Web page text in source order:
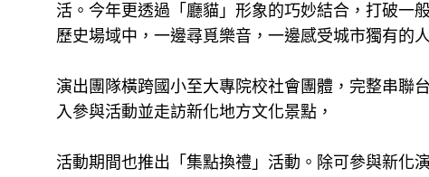
活。今年更透過「廳貓」形象的巧妙結合，打破一
歷史場域中，一邊尋覓樂音，一邊感受城市獨有的
演出團隊橫跨國小至大專院校社會團體，完整串聯
入參與活動並走訪新化地方文化景點，
活動期間也推出「集點換禮」活動。除可參與新化